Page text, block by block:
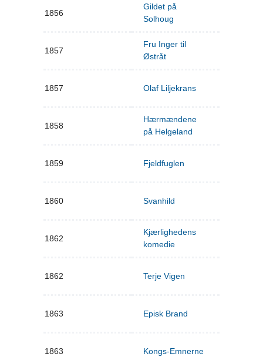
1856
Gildet på
Solhoug
1857
Fru Inger til
Østråt
1857 Olaf Liljekrans
1858
Hærmændene
på Helgeland
1859 Fjeldfuglen
1860 Svanhild
1862
Kjærlighedens
komedie
1862 Terje Vigen
1863 Episk Brand
1863 Kongs-Emnerne